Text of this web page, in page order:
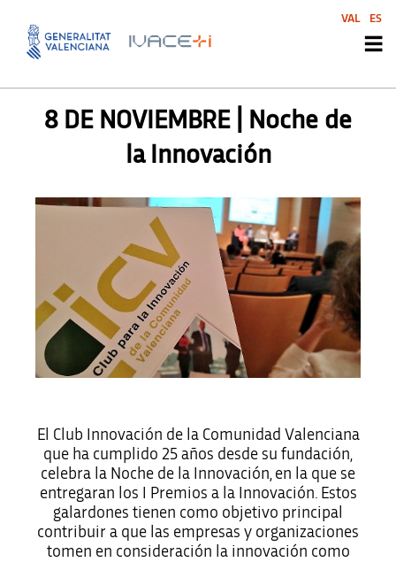
AGENDA SVI ,SIN CATEGORIZAR
8 DE NOVIEMBRE | Noche de
la Innovación
El Club Innovación de la Comunidad Valenciana
que ha cumplido 25 años desde su fundación,
celebra la Noche de la Innovación, en la que se
entregaran los I Premios a la Innovación. Estos
galardones tienen como objetivo principal
contribuir a que las empresas y organizaciones
tomen en consideración la innovación como
VAL ES